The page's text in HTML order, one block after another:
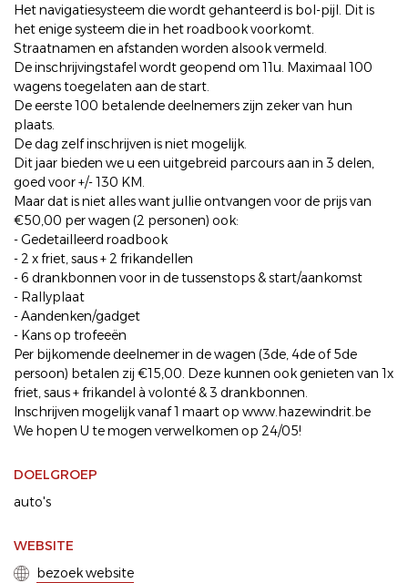
Het navigatiesysteem die wordt gehanteerd is bol-pijl. Dit is
het enige systeem die in het roadbook voorkomt.
Straatnamen en afstanden worden alsook vermeld.
De inschrijvingstafel wordt geopend om 11u. Maximaal 100
wagens toegelaten aan de start.
De eerste 100 betalende deelnemers zijn zeker van hun
plaats.
De dag zelf inschrijven is niet mogelijk.
Dit jaar bieden we u een uitgebreid parcours aan in 3 delen,
goed voor +/- 130 KM.
Maar dat is niet alles want jullie ontvangen voor de prijs van
€50,00 per wagen (2 personen) ook:
- Gedetailleerd roadbook
- 2 x friet, saus + 2 frikandellen
- 6 drankbonnen voor in de tussenstops & start/aankomst
- Rallyplaat
- Aandenken/gadget
- Kans op trofeeën
Per bijkomende deelnemer in de wagen (3de, 4de of 5de
persoon) betalen zij €15,00. Deze kunnen ook genieten van 1x
friet, saus + frikandel à volonté & 3 drankbonnen.
Inschrijven mogelijk vanaf 1 maart op www.hazewindrit.be
We hopen U te mogen verwelkomen op 24/05!
DOELGROEP
auto's
WEBSITE
bezoek website